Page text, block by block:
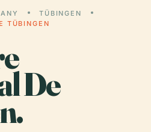
TÜBINGEN
TÜBINGEN
De